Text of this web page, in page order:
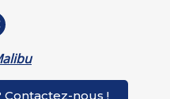
Contactez-nous !